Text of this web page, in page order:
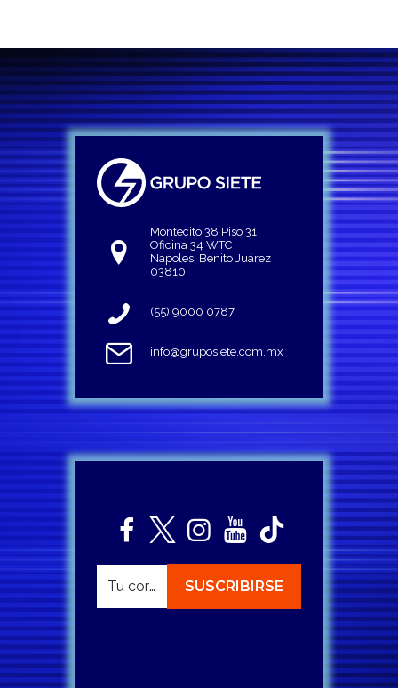
Montecito 38 Piso 31
Oficina 34 WTC
Napoles, Benito Juárez
03810
(55) 9000 0787
info@gruposiete.com.mx